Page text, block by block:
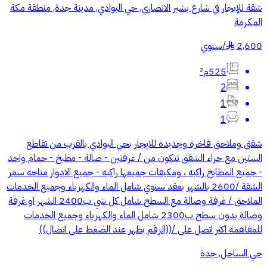
شقة للإيجار في شارع بشير الانصاري, حي البوادي, مدينة جدة, منطقة مكة
المكرمة
2,600
§
/سنوي
525م²
2
1
1
شقق وملاحق فاخرة وجديدة للايجار بحي البوادي بالقرب من تقاطع
الستين مع حراء الشقق تتكون من / غرفتين - صالة - مطبخ - حمام واحد
- جميع المطابخ راكبه ، ومكيفات جميعها راكبه - جميع الادوار متاحه سعر
الشقة /2600 بالشهر بعقد سنوي شامل الماء والكهرباء وجميع الخدمات
الملاحق / غرفة وصالة مع السطح شامل كل شي ب2400 الشهر او غرفة
وصالة بدون سطح ب2300 شامل الماء والكهرباء وجميع الخدمات
للمفاهمة اكثر اتصل على /((الرقم يظهر عند الضغط على اتصال))
حي الساحل, جدة